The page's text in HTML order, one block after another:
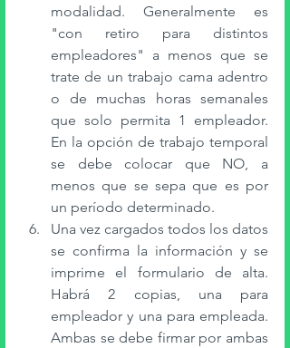
modalidad. Generalmente es
"con retiro para distintos
empleadores" a menos que se
trate de un trabajo cama adentro
o de muchas horas semanales
que solo permita 1 empleador.
En la opción de trabajo temporal
se debe colocar que NO, a
menos que se sepa que es por
un período determinado.
Una vez cargados todos los datos
se confirma la información y se
imprime el formulario de alta.
Habrá 2 copias, una para
empleador y una para empleada.
Ambas se debe firmar por ambas